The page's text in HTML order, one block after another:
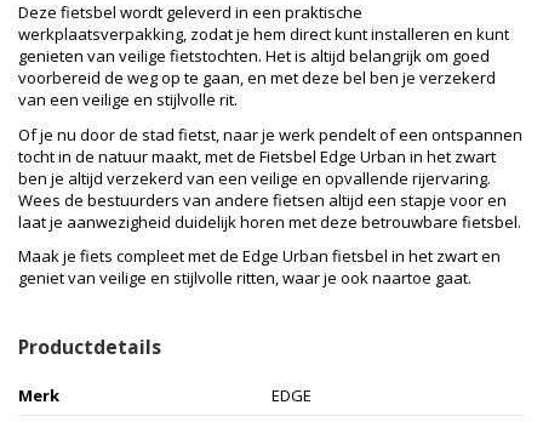
Deze fietsbel wordt geleverd in een praktische
werkplaatsverpakking, zodat je hem direct kunt installeren en kunt
genieten van veilige fietstochten. Het is altijd belangrijk om goed
voorbereid de weg op te gaan, en met deze bel ben je verzekerd
van een veilige en stijlvolle rit.
Of je nu door de stad fietst, naar je werk pendelt of een ontspannen
tocht in de natuur maakt, met de Fietsbel Edge Urban in het zwart
ben je altijd verzekerd van een veilige en opvallende rijervaring.
Wees de bestuurders van andere fietsen altijd een stapje voor en
laat je aanwezigheid duidelijk horen met deze betrouwbare fietsbel.
Maak je fiets compleet met de Edge Urban fietsbel in het zwart en
geniet van veilige en stijlvolle ritten, waar je ook naartoe gaat.
Productdetails
Merk
EDGE